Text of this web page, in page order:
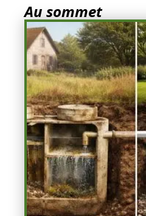
Au sommet